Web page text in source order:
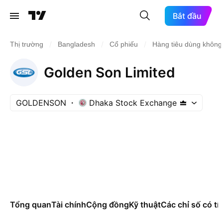
Bắt đầu
Thị trường Bangladesh Cổ phiếu Hàng tiêu dùng
Golden Son Limited
GOLDENSON Dhaka Stock Exchange
Tổng quanTài chínhCộng đồngKỹ thuậtCác chỉ số có